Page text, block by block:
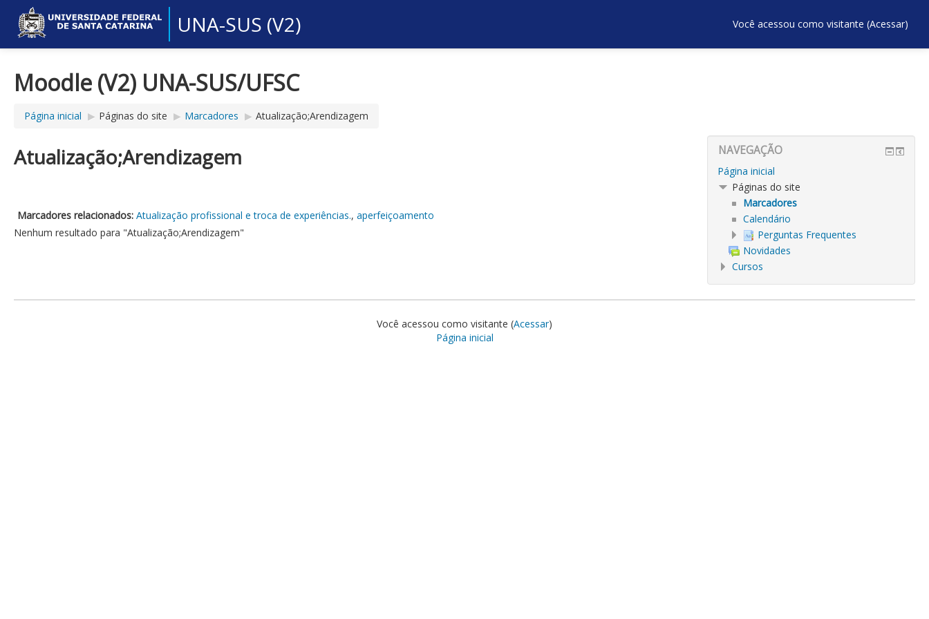
UNA-SUS (V2) Você acessou como visitante (Acessar)
Moodle (V2) UNA-SUS/UFSC
Página inicial ▶︎ Páginas do site ▶︎ Marcadores ▶︎ Atualização;Arendizagem
Atualização;Arendizagem
Marcadores relacionados: Atualização profissional e troca de experiências., aperfeiçoamento
Nenhum resultado para "Atualização;Arendizagem"
NAVEGAÇÃO
Página inicial
Páginas do site
Marcadores
Calendário
Perguntas Frequentes
Novidades
Cursos
Você acessou como visitante (Acessar)
Página inicial